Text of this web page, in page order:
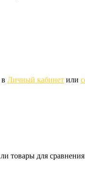
Личный кабинет или
товары для